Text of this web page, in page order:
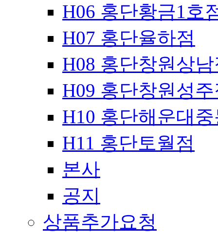
H06 홍단황금1호
H07 홍단율하점
H08 홍단창원상
H09 홍단창원성
H10 홍단해운대
H11 홍단토월점
본사
공지
상품추가요청